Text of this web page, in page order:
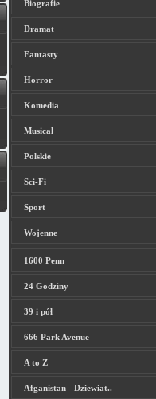
Biografie
Dramat
Fantasty
Horror
Komedia
Musical
Polskie
Sci-Fi
Sport
Wojenne
1600 Penn
24 Godziny
39 i pół
666 Park Avenue
A to Z
Afganistan - Dziewiat..